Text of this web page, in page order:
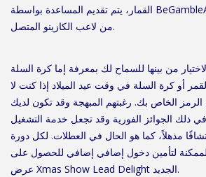
القمار، يتم تقديم المساعدة بواسطة BeGambleAware.org بخلاف ذلك
من لاعب الكازينو المتصل.
من بينها للسماح لك بمعرفة إما كرة السلة
أو كرة السلة في وقت عيد الميلاد إذا كنت لا
3 من نفس الرمز الخاص بك. رغبتهم المبهجة وقد تكون لديك
ذلك الجوائز الفورية وقد تجعل خدمة التشغيل
مذهلاً، كما هو الحال في العطلات. لكل دورة
لتأمين دخول إضافي إضافي للحصول على
عرض Xmas Show Lead Delight الجديد.